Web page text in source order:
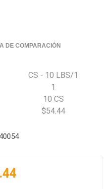
DE COMPARACIÓN
CS - 10 LBS/1
1
10 CS
$54.44